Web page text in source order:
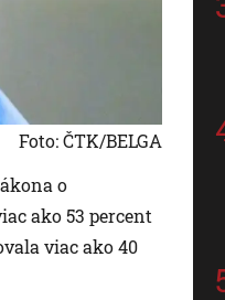
Foto: ČTK/BELGA
o
ako 53 percent
viac ako 40